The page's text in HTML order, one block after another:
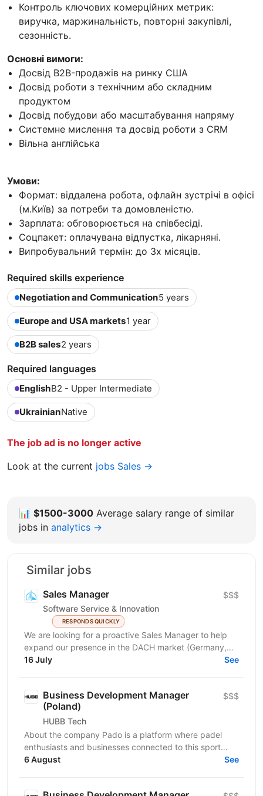
Контроль ключових комерційних метрик:
виручка, маржинальність, повторні закупівлі,
сезонність.
Основні вимоги:
Досвід B2B-продажів на ринку США
Досвід роботи з технічним або складним
продуктом
Досвід побудови або масштабування напряму
Системне мислення та досвід роботи з CRM
Вільна англійська
Умови:
Формат: віддалена робота, офлайн зустрічі в офісі
(м.Київ) за потреби та домовленістю.
Зарплата: обговорюється на співбесіді.
Соцпакет: оплачувана відпустка, лікарняні.
Випробувальний термін: до 3х місяців.
Required skills experience
Negotiation and Communication5 years
Europe and USA markets1 year
B2B sales2 years
Required languages
EnglishB2 - Upper Intermediate
UkrainianNative
The job ad is no longer active
Look at the current jobs Sales →
📊 $1500-3000 Average salary range of similar
jobs in analytics →
Similar jobs
Sales Manager
Software Service & Innovation
RESPONDS QUICKLY
$$$
We are looking for a proactive Sales Manager to help
expand our presence in the DACH market (Germany,
Austria, Switzerland) by identifying new business...
16 July See
Business Development Manager
(Poland)
HUBB Tech
$$$
About the company Pado is a platform where padel
enthusiasts and businesses connected to this sport
meet. We create a space for community growth,...
6 August See